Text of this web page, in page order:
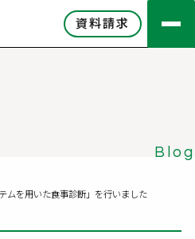
資料請求
Blog
ムを用いた食事診断」を行いました